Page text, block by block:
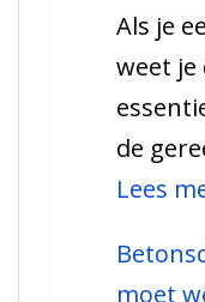
Als je
weet je
de
Lees
moet